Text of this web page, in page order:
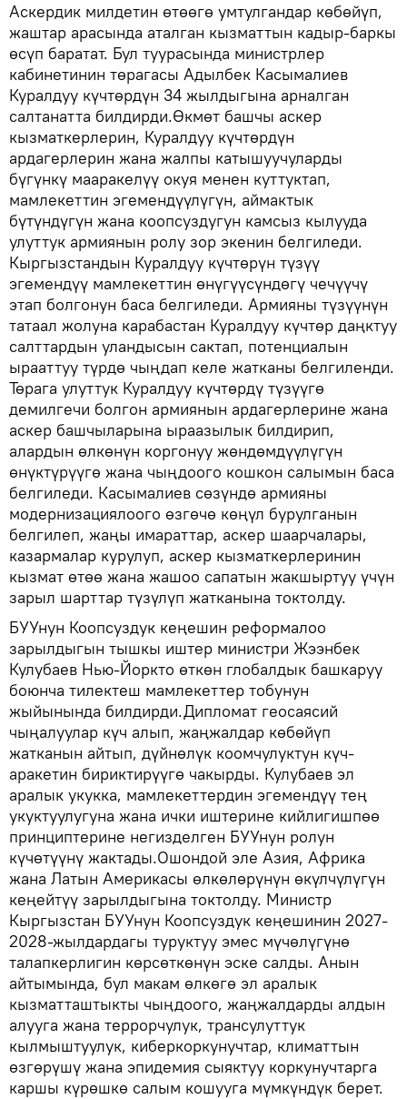
Аскердик милдетин өтөөгө умтулгандар көбөйүп,
жаштар арасында аталган кызматтын кадыр-баркы
өсүп баратат. Бул туурасында министрлер
кабинетинин төрагасы Адылбек Касымалиев
Куралдуу күчтөрдүн 34 жылдыгына арналган
салтанатта билдирди.Өкмөт башчы аскер
кызматкерлерин, Куралдуу күчтөрдүн
ардагерлерин жана жалпы катышуучуларды
бүгүнкү мааракелүү окуя менен куттуктап,
мамлекеттин эгемендүүлүгүн, аймактык
бүтүндүгүн жана коопсуздугун камсыз кылууда
улуттук армиянын ролу зор экенин белгиледи.
Кыргызстандын Куралдуу күчтөрүн түзүү
эгемендүү мамлекеттин өнүгүүсүндөгү чечүүчү
этап болгонун баса белгиледи. Армияны түзүүнүн
татаал жолуна карабастан Куралдуу күчтөр даңктуу
салттардын уландысын сактап, потенциалын
ырааттуу түрдө чыңдап келе жатканы белгиленди.
Төрага улуттук Куралдуу күчтөрдү түзүүгө
демилгечи болгон армиянын ардагерлерине жана
аскер башчыларына ыраазылык билдирип,
алардын өлкөнүн коргонуу жөндөмдүүлүгүн
өнүктүрүүгө жана чыңдоого кошкон салымын баса
белгиледи. Касымалиев сөзүндө армияны
модернизациялоого өзгөчө көңүл бурулганын
белгилеп, жаңы имараттар, аскер шаарчалары,
казармалар курулуп, аскер кызматкерлеринин
кызмат өтөө жана жашоо сапатын жакшыртуу үчүн
зарыл шарттар түзүлүп жатканына токтолду.
БУУнун Коопсуздук кеңешин реформалоо
зарылдыгын тышкы иштер министри Жээнбек
Кулубаев Нью-Йоркто өткөн глобалдык башкаруу
боюнча тилектеш мамлекеттер тобунун
жыйынында билдирди.Дипломат геосаясий
чыңалуулар күч алып, жаңжалдар көбөйүп
жатканын айтып, дүйнөлүк коомчулуктун күч-
аракетин бириктирүүгө чакырды. Кулубаев эл
аралык укукка, мамлекеттердин эгемендүү тең
укуктуулугуна жана ички иштерине кийлигишпөө
принциптерине негизделген БУУнун ролун
күчөтүүнү жактады.Ошондой эле Азия, Африка
жана Латын Америкасы өлкөлөрүнүн өкүлчүлүгүн
кеңейтүү зарылдыгына токтолду. Министр
Кыргызстан БУУнун Коопсуздук кеңешинин 2027-
2028-жылдардагы туруктуу эмес мүчөлүгүнө
талапкерлигин көрсөткөнүн эске салды. Анын
айтымында, бул макам өлкөгө эл аралык
кызматташтыкты чыңдоого, жаңжалдарды алдын
алууга жана террорчулук, трансулуттук
кылмыштуулук, киберкоркунучтар, климаттын
өзгөрүшү жана эпидемия сыяктуу коркунучтарга
каршы күрөшкө салым кошууга мүмкүндүк берет.